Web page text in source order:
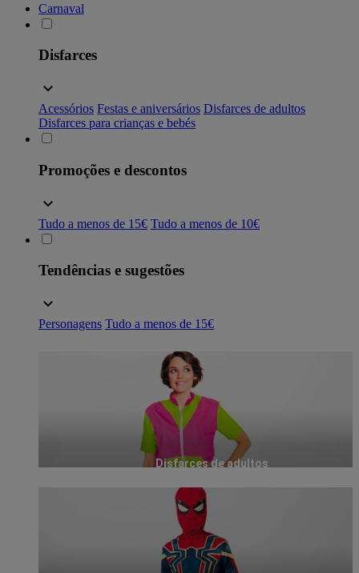
Carnaval
Disfarces
Acessórios Festas e aniversários Disfarces de adultos
Disfarces para crianças e bebés
Promoções e descontos
Tudo a menos de 15€ Tudo a menos de 10€
Tendências e sugestões
Personagens Tudo a menos de 15€
Disfarces de adultos